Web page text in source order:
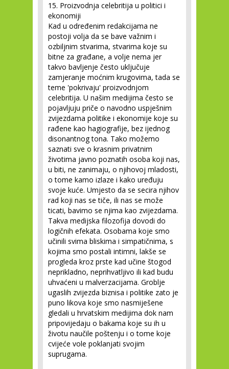
15. Proizvodnja celebritija u politici i
ekonomiji
Kad u određenim redakcijama ne
postoji volja da se bave važnim i
ozbiljnim stvarima, stvarima koje su
bitne za građane, a volje nema jer
takvo bavljenje često uključuje
zamjeranje moćnim krugovima, tada se
teme 'pokrivaju' proizvodnjom
celebritija. U našim medijima često se
pojavljuju priče o navodno uspješnim
zvijezdama politike i ekonomije koje su
rađene kao hagiografije, bez ijednog
disonantnog tona. Tako možemo
saznati sve o krasnim privatnim
životima javno poznatih osoba koji nas,
u biti, ne zanimaju, o njihovoj mladosti,
o tome kamo izlaze i kako uređuju
svoje kuće. Umjesto da se secira njihov
rad koji nas se tiče, ili nas se može
ticati, bavimo se njima kao zvijezdama.
Takva medijska filozofija dovodi do
logičnih efekata. Osobama koje smo
učinili svima bliskima i simpatičnima, s
kojima smo postali intimni, lakše se
progleda kroz prste kad učine štogod
neprikladno, neprihvatljivo ili kad budu
uhvaćeni u malverzacijama. Groblje
ugaslih zvijezda biznisa i politike zato je
puno likova koje smo nasmiješene
gledali u hrvatskim medijima dok nam
pripovijedaju o bakama koje su ih u
životu naučile poštenju i o tome koje
cvijeće vole poklanjati svojim
suprugama.